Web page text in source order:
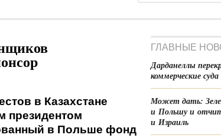
в Казахстане
президентом
в Польше фонд
ГЛАВНЫЕ
Дарданеллы
коммерческие
Может дать:
и Польшу и
и Израиль